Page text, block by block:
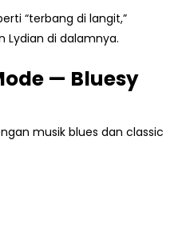
“terbang di langit,”
Lydian di dalamnya.
— Bluesy
musik blues dan classic